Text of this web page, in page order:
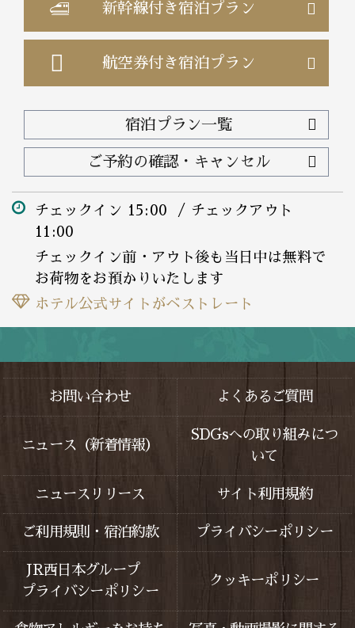
新幹線付き宿泊プラン
航空券付き宿泊プラン
宿泊プラン一覧
ご予約の確認・キャンセル
チェックイン 15:00 / チェックアウト
11:00
チェックイン前・アウト後も当日中は無料で
お荷物をお預かりいたします
ホテル公式サイトがベストレート
お問い合わせ よくあるご質問
ニュース（新着情報）
SDGsへの取り組みにつ
いて
ニュースリリース サイト利用規約
ご利用規則・宿泊約款 プライバシーポリシー
JR西日本グループ
プライバシーポリシー
クッキーポリシー